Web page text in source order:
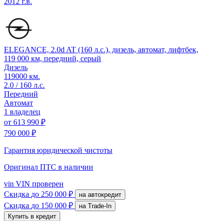
ELEGANCE, 2.0d AT (160 л.с.), дизель, автомат, лифтбек,
119 000 км, передний, серый
Дизель
119000 км.
2.0 / 160 л.с.
Передний
Автомат
1 владелец
от 613 990 ₽
790 000 ₽
Гарантия юридической чистоты
Оригинал ПТС в наличии
vin VIN проверен
Скидка до 250 000 ₽ на автокредит
Скидка до 150 000 ₽
на Trade-In
Купить в кредит